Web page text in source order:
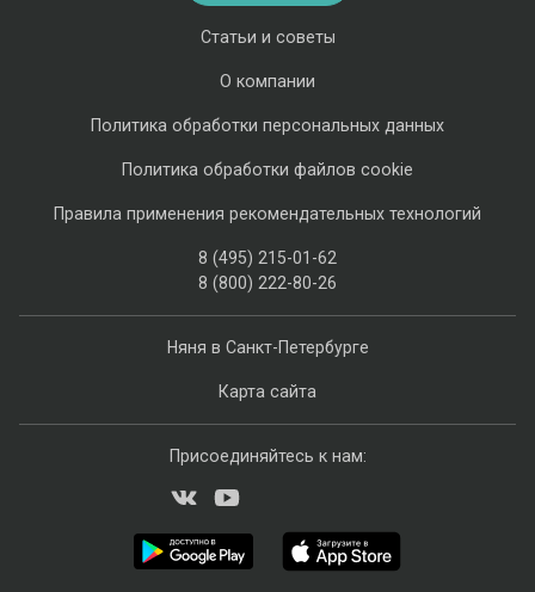
Няня в Санкт-Петербурге
Карта сайта
Статьи и советы
О компании
Политика обработки персональных данных
Политика обработки файлов cookie
Правила применения рекомендательных технологий
8 (495) 215-01-62
8 (800) 222-80-26
Присоединяйтесь к нам: